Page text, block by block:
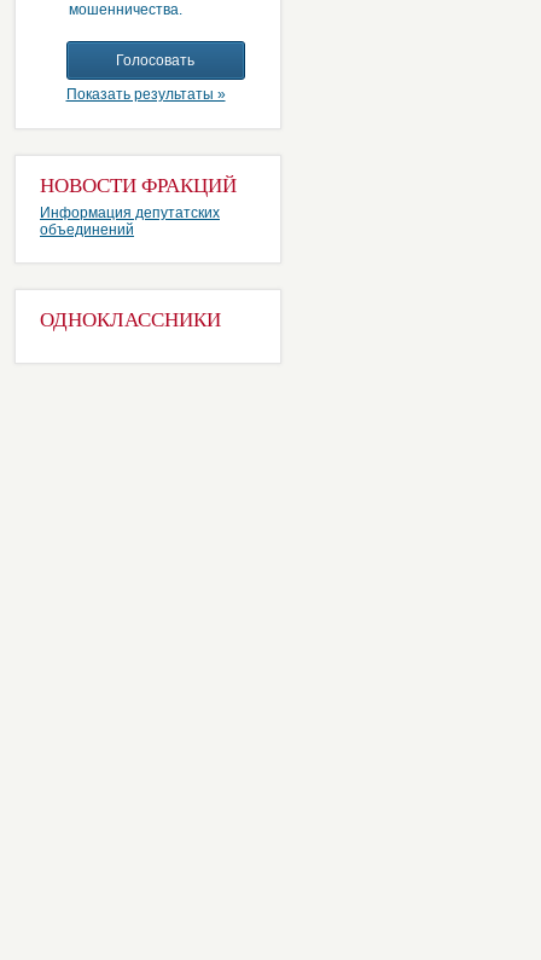
мошенничества.
Показать результаты »
НОВОСТИ ФРАКЦИЙ
Информация депутатских
объединений
ОДНОКЛАССНИКИ